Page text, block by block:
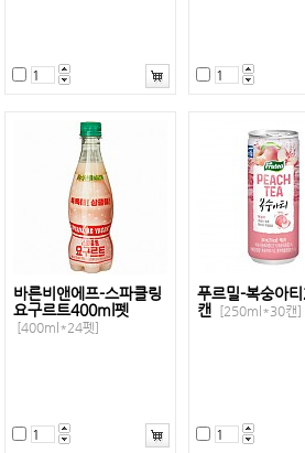
바른비앤에프-스파클링
요구르트400ml펫
[400ml*24펫]
푸르밀-복숭아
캔
[250ml*30캔]